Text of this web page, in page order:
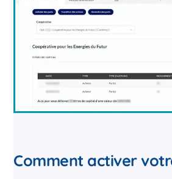
Comment activer